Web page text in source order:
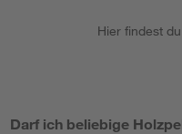
Hier findest
Darf ich beliebige